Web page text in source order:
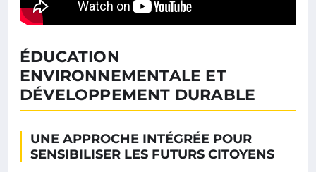
ÉDUCATION
ENVIRONNEMENTALE ET
DÉVELOPPEMENT DURABLE
UNE APPROCHE INTÉGRÉE POUR
SENSIBILISER LES FUTURS CITOYENS